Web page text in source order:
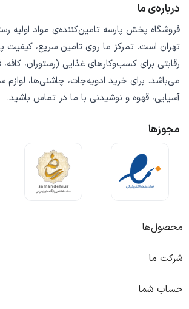
درباره‌ی ما
فروشگاه پخش پارسه تامین‌کننده‌ی مواد اولیه
تهران است. تمرکز ما روی تامین سریع، کیفیت
رقابتی برای کسب‌وکارهای غذایی (رستوران،
می‌باشد. برای خرید ادویه‌جات، چاشنی‌ها،
آسیایی، قهوه و نوشیدنی با ما در تماس باشید.
مجوزها
محصول‌ها
شرکت ما
حساب شما